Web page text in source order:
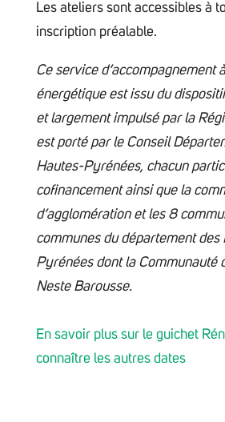
Les ateliers sont accessibles à
inscription préalable.
Ce service d’accompagnement
énergétique est issu du
et largement impulsé par la
est porté par le Conseil
Hautes-Pyrénées, chacun
cofinancement ainsi que la
d’agglomération et les 8
communes du département des
Pyrénées dont la Communauté
Neste Barousse.
En savoir plus sur le guichet
connaître les autres dates